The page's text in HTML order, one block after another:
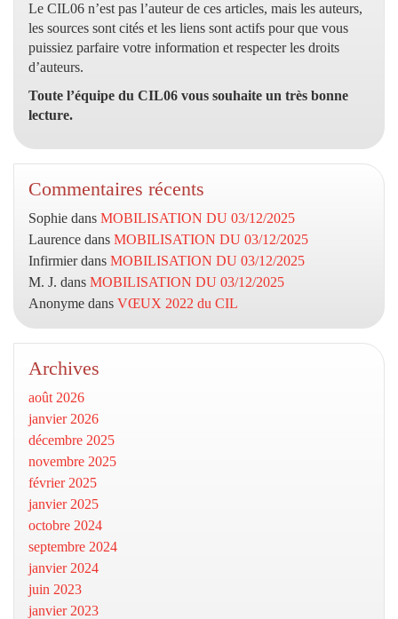
Le CIL06 n’est pas l’auteur de ces articles, mais les auteurs,
les sources sont cités et les liens sont actifs pour que vous
puissiez parfaire votre information et respecter les droits
d’auteurs.
Toute l’équipe du CIL06 vous souhaite un très bonne
lecture.
Commentaires récents
Sophie dans MOBILISATION DU 03/12/2025
Laurence dans MOBILISATION DU 03/12/2025
Infirmierdans MOBILISATION DU 03/12/2025
M. J. dans MOBILISATION DU 03/12/2025
Anonyme dans VŒUX 2022 du CIL
Archives
août 2026
janvier 2026
décembre 2025
novembre 2025
février 2025
janvier 2025
octobre 2024
septembre 2024
janvier 2024
juin 2023
janvier 2023